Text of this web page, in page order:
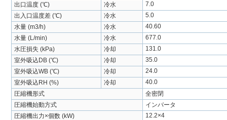
出口温度 (℃)
冷水
7.0
出入口温度差 (℃)
冷水
5.0
水量 (m3/h)
冷水
40.60
水量 (L/min)
冷水
677.0
水圧損失 (kPa)
冷却
131.0
室外吸込DB (℃)
冷却
35.0
室外吸込WB (℃)
冷却
24.0
室外吸込RH (%)
冷却
40.0
圧縮機形式
全密閉
圧縮機始動方式
インバータ
圧縮機出力×個数 (kW)
12.2×4